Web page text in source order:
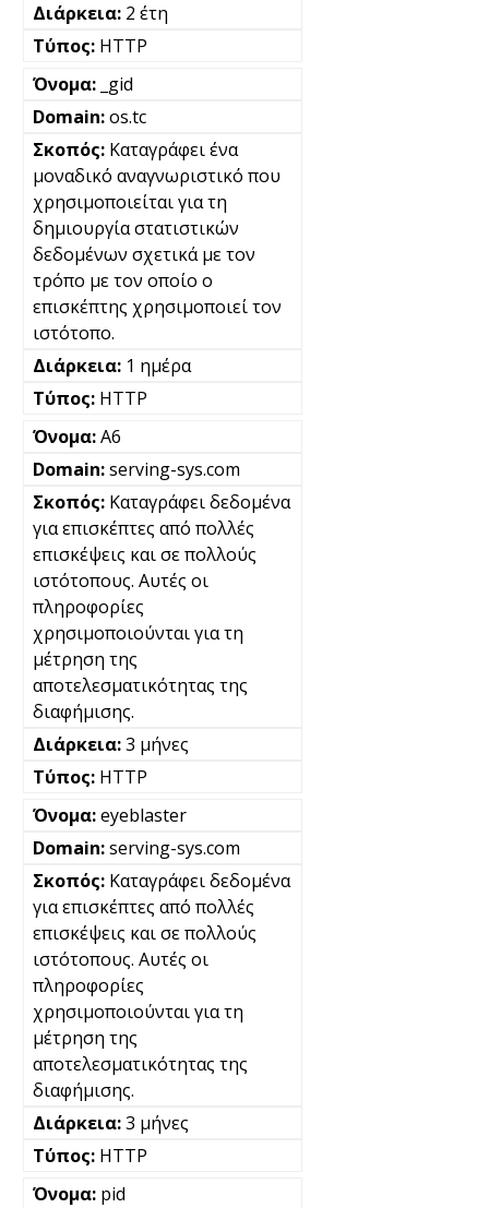
2 έτη
HTTP
_gid
os.tc
Καταγράφει ένα
μοναδικό αναγνωριστικό που
χρησιμοποιείται για τη
δημιουργία στατιστικών
δεδομένων σχετικά με τον
τρόπο με τον οποίο ο
επισκέπτης χρησιμοποιεί τον
ιστότοπο.
1 ημέρα
HTTP
A6
serving-sys.com
Καταγράφει δεδομένα
για επισκέπτες από πολλές
επισκέψεις και σε πολλούς
ιστότοπους. Αυτές οι
πληροφορίες
χρησιμοποιούνται για τη
μέτρηση της
αποτελεσματικότητας της
διαφήμισης.
3 μήνες
HTTP
eyeblaster
serving-sys.com
Καταγράφει δεδομένα
για επισκέπτες από πολλές
επισκέψεις και σε πολλούς
ιστότοπους. Αυτές οι
πληροφορίες
χρησιμοποιούνται για τη
μέτρηση της
αποτελεσματικότητας της
διαφήμισης.
3 μήνες
HTTP
pid